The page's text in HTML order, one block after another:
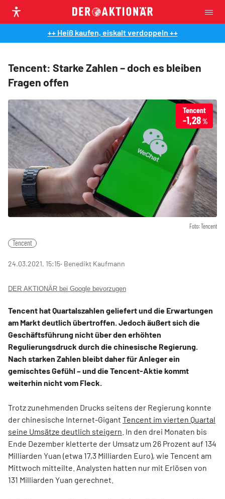
++ Heiß kaufen, eiskalt verdoppeln ++
Tencent: Starke Zahlen – doch es bleiben
Fragen offen
Foto: Tencent
Tencent
-1,28%
Tencent
24.03.2021, 15:15‧ Benedikt Kaufmann
DER AKTIONÄR bei Google bevorzugen
Tencent hat Quartalszahlen geliefert und die Erwartungen
am Markt deutlich übertroffen. Jedoch äußert sich die
Geschäftsführung nicht über den erhöhten
Regulierungsdruck durch die chinesische Regierung.
Nach starken Zahlen bleibt daher für Anleger ein
gemischtes Gefühl – und die Tencent-Aktie kommt
weiterhin nicht vom Fleck.
Trotz zunehmenden Drucks seitens der Regierung konnte
der chinesische Internet-Gigant Tencent im vierten Quartal
seine Umsätze deutlich steigern . In den drei Monaten bis
Ende Dezember kletterte der Umsatz um 26 Prozent auf 134
Milliarden Yuan (etwa 17,3 Milliarden Euro), wie Tencent am
Mittwoch mitteilte. Analysten hatten nur mit Erlösen von
131 Milliarden Yuan gerechnet.